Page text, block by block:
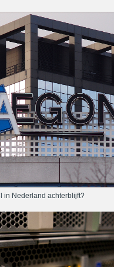
in Nederland achterblijft?